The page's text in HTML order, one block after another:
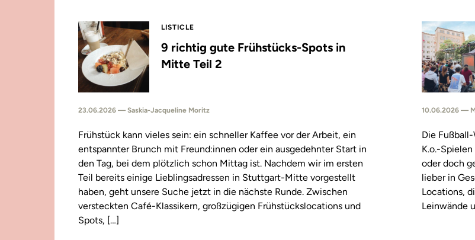
LISTICLE
9 richtig gute Frühstücks-Spots in
Mitte Teil 2
23.06.2026 — Saskia-Jacqueline Moritz
Frühstück kann vieles sein: ein schneller Kaffee vor der Arbeit, ein
entspannter Brunch mit Freund:innen oder ein ausgedehnter Start in
den Tag, bei dem plötzlich schon Mittag ist. Nachdem wir im ersten
Teil bereits einige Lieblingsadressen in Stuttgart-Mitte vorgestellt
haben, geht unsere Suche jetzt in die nächste Runde. Zwischen
versteckten Café-Klassikern, großzügigen Frühstückslocations und
Spots, […]
10.06.2026 —
Die
K.o.-
oder doch
lieber in
Locations,
Leinwände